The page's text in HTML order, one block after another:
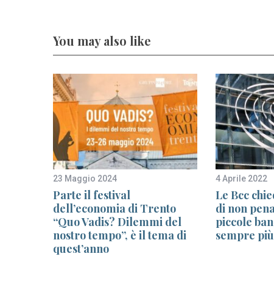
You may also like
23 Maggio 2024
Parte il festival
dell’economia di Trento
“Quo Vadis? Dilemmi del
nostro tempo”, è il tema di
quest’anno
4 Aprile 2022
Le Bcc
di non
piccole
sempre